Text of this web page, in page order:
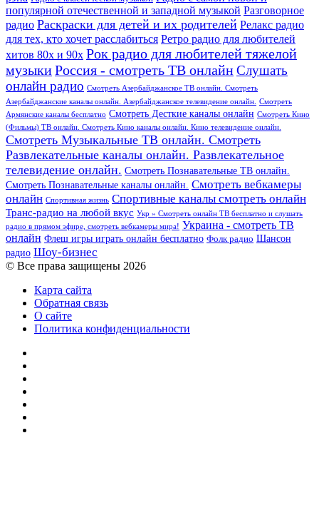
популярной отечественной и западной музыкой Разговорное
радио Раскраски для детей и их родителей Релакс радио
для тех, кто хочет расслабиться Ретро радио для любителей
хитов 80х и 90х Рок радио для любителей тяжелой
музыкиРоссия - смотреть ТВ онлайнСлушать
онлайн радио Смотреть Азербайджанское ТВ онлайн. Смотреть
Азербайджанские каналы онлайн. Азербайджанское телевидение онлайн.
Смотреть
Армянские каналы бесплатно Смотреть Десткие каналы онлайн Смотреть Кино
(Фильмы) ТВ онлайн. Смотреть Кино каналы онлайн. Кино телевидение онлайн.
Смотреть Музыкальные ТВ онлайн. Смотреть
Развлекательные каналы онлайн. Развлекательное
телевидение онлайн. Смотреть Познавательные ТВ онлайн.
Смотреть Познавательные каналы онлайн. Смотреть вебкамеры
онлайн Спортивная жизнь Спортивные каналы смотреть онлайн
Транс-радио на любой вкус Укр » Смотреть онлайн ТВ бесплатно и слушать
радио в прямом эфире, смотреть вебкамеры мира! Украина - смотреть ТВ
онлайн Флеш игры играть онлайн бесплатно Фолк радио Шансон
радио Шоу-бизнес
© Все права защищены 2026
Карта сайта
Обратная связь
О сайте
Политика конфиденциальности